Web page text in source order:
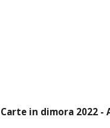
Carte in dimora 2022